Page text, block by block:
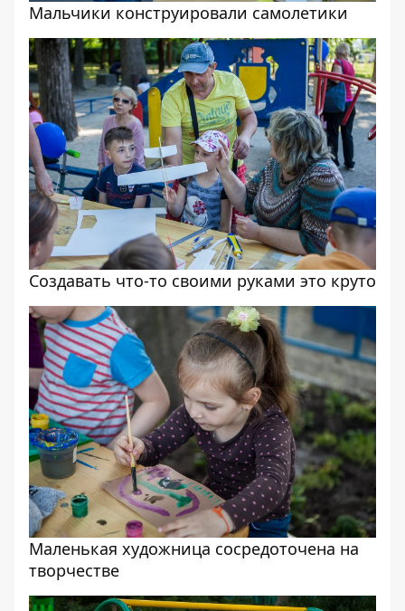
Мальчики конструировали самолетики
Создавать что-то своими руками это круто
Маленькая художница сосредоточена на
творчестве